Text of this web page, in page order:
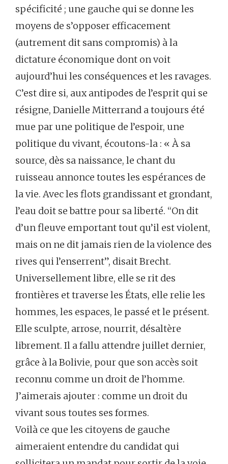
spécificité ; une gauche qui se donne les
moyens de s’opposer efficacement
(autrement dit sans compromis) à la
dictature économique dont on voit
aujourd’hui les conséquences et les ravages.
C’est dire si, aux antipodes de l’esprit qui se
résigne, Danielle Mitterrand a toujours été
mue par une politique de l’espoir, une
politique du vivant, écoutons-la : « À sa
source, dès sa naissance, le chant du
ruisseau annonce toutes les espérances de
la vie. Avec les flots grandissant et grondant,
l’eau doit se battre pour sa liberté. “On dit
d’un fleuve emportant tout qu’il est violent,
mais on ne dit jamais rien de la violence des
rives qui l’enserrent”, disait Brecht.
Universellement libre, elle se rit des
frontières et traverse les États, elle relie les
hommes, les espaces, le passé et le présent.
Elle sculpte, arrose, nourrit, désaltère
librement. Il a fallu attendre juillet dernier,
grâce à la Bolivie, pour que son accès soit
reconnu comme un droit de l’homme.
J’aimerais ajouter : comme un droit du
vivant sous toutes ses formes.
Voilà ce que les citoyens de gauche
aimeraient entendre du candidat qui